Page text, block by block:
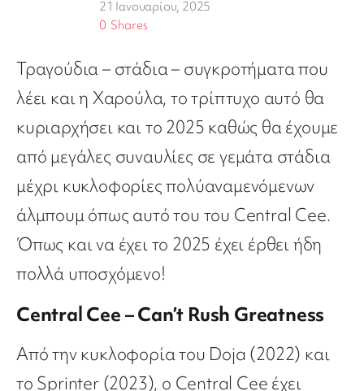
21 Ιανουαρίου, 2025
Shares
0
Τραγούδια – στάδια – συγκροτήματα που
λέει και η Χαρούλα, το τρίπτυχο αυτό θα
κυριαρχήσει και το 2025 καθώς θα έχουμε
από μεγάλες συναυλίες σε γεμάτα στάδια
μέχρι κυκλοφορίες πολύαναμενόμενων
άλμπουμ όπως αυτό του του Central Cee.
Όπως και να έχει το 2025 έχει έρθει ήδη
πολλά υποσχόμενο!
Central Cee – Can’t Rush Greatness
Από την κυκλοφορία του Doja (2022) και
το Sprinter (2023), ο Central Cee έχει